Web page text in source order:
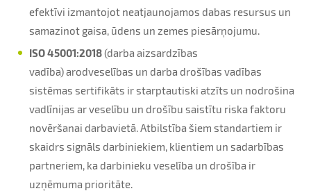
efektīvi izmantojot neatjaunojamos dabas resursus un
samazinot gaisa, ūdens un zemes piesārņojumu.
ISO 45001:2018(darba aizsardzības
vadība) arodveselības un darba drošības vadības
sistēmas sertifikāts ir starptautiski atzīts un nodrošina
vadlīnijas ar veselību un drošību saistītu riska faktoru
novēršanai darbavietā. Atbilstība šiem standartiem ir
skaidrs signāls darbiniekiem, klientiem un sadarbības
partneriem, ka darbinieku veselība un drošība ir
uzņēmuma prioritāte.